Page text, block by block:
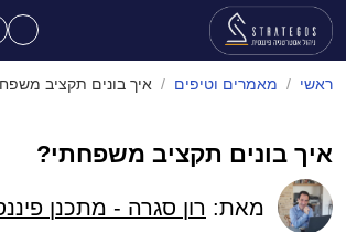
ראשי / מאמרים וטיפים / איך בונים תקציב
איך בונים תקציב משפחתי?
מאת: רון סגרה - מתכנן